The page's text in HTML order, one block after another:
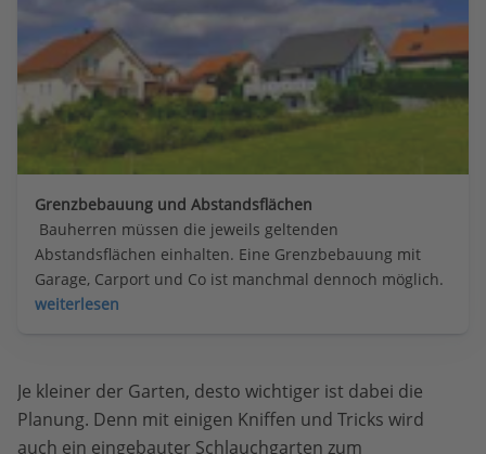
Grenzbebauung und Abstandsflächen
Bauherren müssen die jeweils geltenden
Abstandsflächen einhalten. Eine Grenzbebauung mit
Garage, Carport und Co ist manchmal dennoch möglich.
weiterlesen
Je kleiner der Garten, desto wichtiger ist dabei die
Planung. Denn mit einigen Kniffen und Tricks wird
auch ein eingebauter Schlauchgarten zum